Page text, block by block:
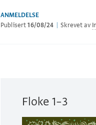
ANMELDELSE
Publisert16/08/24 Skrevet av
Floke 1–3